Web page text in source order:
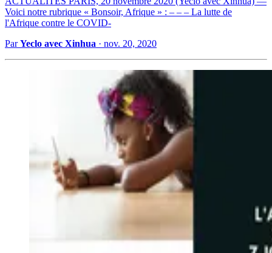
Voici notre rubrique « Bonsoir, Afrique » : – – – La lutte de
l'Afrique contre le COVID-
ParYeclo avec Xinhua · nov. 20, 2020